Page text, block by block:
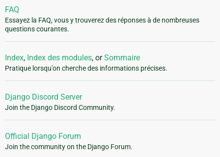
FAQ
Essayez la FAQ, vous y trouverez des réponses à de nombreuses
questions courantes.
Index, Index des modules, orSommaire
Pratique lorsqu'on cherche des informations précises.
Django Discord Server
Join the Django Discord Community.
Official Django Forum
Join the community on the Django Forum.